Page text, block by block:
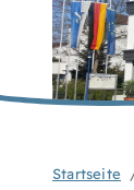
Startseite